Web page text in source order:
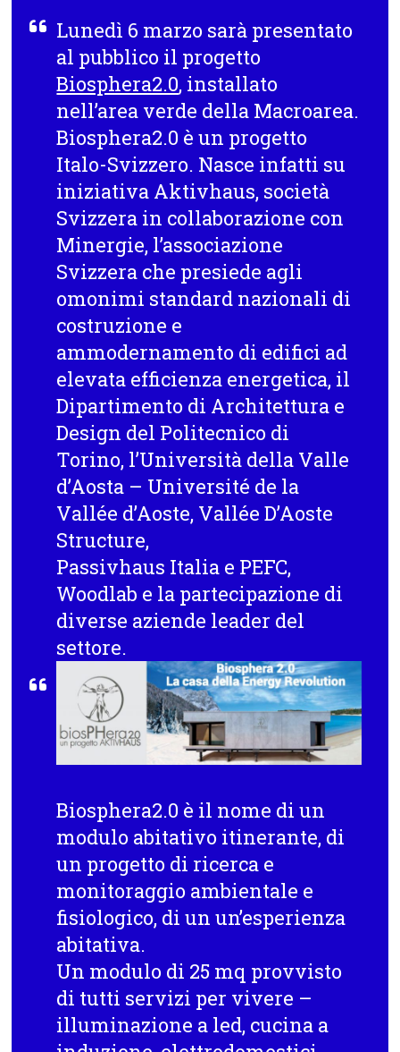
Lunedì 6 marzo sarà presentato
al pubblico il progetto
Biosphera2.0, installato
nell’area verde della Macroarea.
Biosphera2.0 è un progetto
Italo-Svizzero. Nasce infatti su
iniziativa Aktivhaus, società
Svizzera in collaborazione con
Minergie, l’associazione
Svizzera che presiede agli
omonimi standard nazionali di
costruzione e
ammodernamento di edifici ad
elevata efficienza energetica, il
Dipartimento di Architettura e
Design del Politecnico di
Torino, l’Università della Valle
d’Aosta – Université de la
Vallée d’Aoste, Vallée D’Aoste
Structure,
Passivhaus Italia e PEFC,
Woodlab e la partecipazione di
diverse aziende leader del
settore.
Biosphera2.0 è il nome di un
modulo abitativo itinerante, di
un progetto di ricerca e
monitoraggio ambientale e
fisiologico, di un un’esperienza
abitativa.
Un modulo di 25 mq provvisto
di tutti servizi per vivere –
illuminazione a led, cucina a